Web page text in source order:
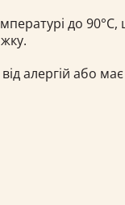
до 90°С,
алергій або має